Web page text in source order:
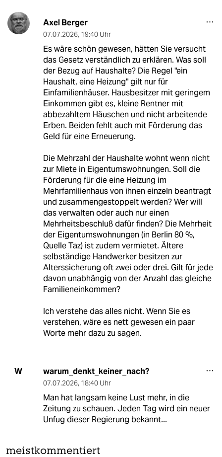
Axel Berger
07.07.2026, 19:40 Uhr
Es wäre schön gewesen, hätten Sie versucht
das Gesetz verständlich zu erklären. Was soll
der Bezug auf Haushalte? Die Regel "ein
Haushalt, eine Heizung" gilt nur für
Einfamilienhäuser. Hausbesitzer mit geringem
Einkommen gibt es, kleine Rentner mit
abbezahltem Häuschen und nicht arbeitende
Erben. Beiden fehlt auch mit Förderung das
Geld für eine Erneuerung.
Die Mehrzahl der Haushalte wohnt wenn nicht
zur Miete in Eigentumswohnungen. Soll die
Förderung für die eine Heizung im
Mehrfamilienhaus von ihnen einzeln beantragt
und zusammengestoppelt werden? Wer will
das verwalten oder auch nur einen
Mehrheitsbeschluß dafür finden? Die Mehrheit
der Eigentumswohnungen (in Berlin 80 %,
Quelle Taz) ist zudem vermietet. Ältere
selbständige Handwerker besitzen zur
Alterssicherung oft zwei oder drei. Gilt für jede
davon unabhängig von der Anzahl das gleiche
Familieneinkommen?
Ich verstehe das alles nicht. Wenn Sie es
verstehen, wäre es nett gewesen ein paar
Worte mehr dazu zu sagen.
W warum_denkt_keiner_nach?
07.07.2026, 18:40 Uhr
Man hat langsam keine Lust mehr, in die
Zeitung zu schauen. Jeden Tag wird ein neuer
Unfug dieser Regierung bekannt...
meistkommentiert